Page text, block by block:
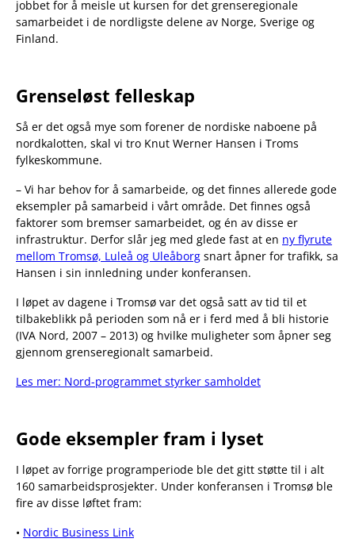
jobbet for å meisle ut kursen for det grenseregionale
samarbeidet i de nordligste delene av Norge, Sverige og
Finland.
Grenseløst felleskap
Så er det også mye som forener de nordiske naboene på
nordkalotten, skal vi tro Knut Werner Hansen i Troms
fylkeskommune.
– Vi har behov for å samarbeide, og det finnes allerede gode
eksempler på samarbeid i vårt område. Det finnes også
faktorer som bremser samarbeidet, og én av disse er
infrastruktur. Derfor slår jeg med glede fast at en ny flyrute
mellom Tromsø, Luleå og Uleåborg snart åpner for trafikk, sa
Hansen i sin innledning under konferansen.
I løpet av dagene i Tromsø var det også satt av tid til et
tilbakeblikk på perioden som nå er i ferd med å bli historie
(IVA Nord, 2007 – 2013) og hvilke muligheter som åpner seg
gjennom grenseregionalt samarbeid.
Les mer: Nord-programmet styrker samholdet
Gode eksempler fram i lyset
I løpet av forrige programperiode ble det gitt støtte til i alt
160 samarbeidsprosjekter. Under konferansen i Tromsø ble
fire av disse løftet fram:
• Nordic Business Link